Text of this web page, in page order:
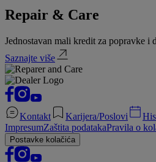
Repair & Care
Jednostavan mali kredit za popravke i
Saznajte više
Kontakt Karijera/Poslovi
ImpresumZaštita podatakaPravila o
Postavke kolačića